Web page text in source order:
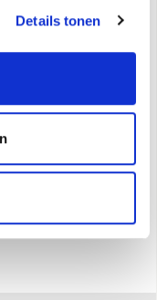
Details tonen
functies